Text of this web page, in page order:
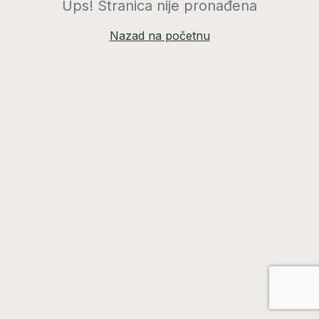
Ups! Stranica nije pronađena
Nazad na početnu